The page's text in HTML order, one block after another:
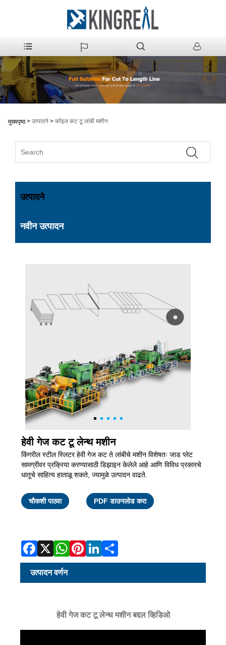
मुख्यपृष्ठ > उत्पादने > कॉइल कट टू लांबी मशीन
उत्पादने
नवीन उत्पादन
हेवी गेज कट टू लेन्थ मशीन
किंगरील स्टील स्लिटर हेवी गेज कट ते लांबीचे मशीन विशेषतः जाड प्लेट
सामग्रीवर प्रक्रिया करण्यासाठी डिझाइन केलेले आहे आणि विविध प्रकारचे
धातूचे साहित्य हाताळू शकते, ज्यामुळे उत्पादन वाढते.
चौकशी पाठवा PDF डाउनलोड करा
उत्पादन वर्णन
हेवी गेज कट टू लेन्थ मशीन बद्दल व्हिडिओ